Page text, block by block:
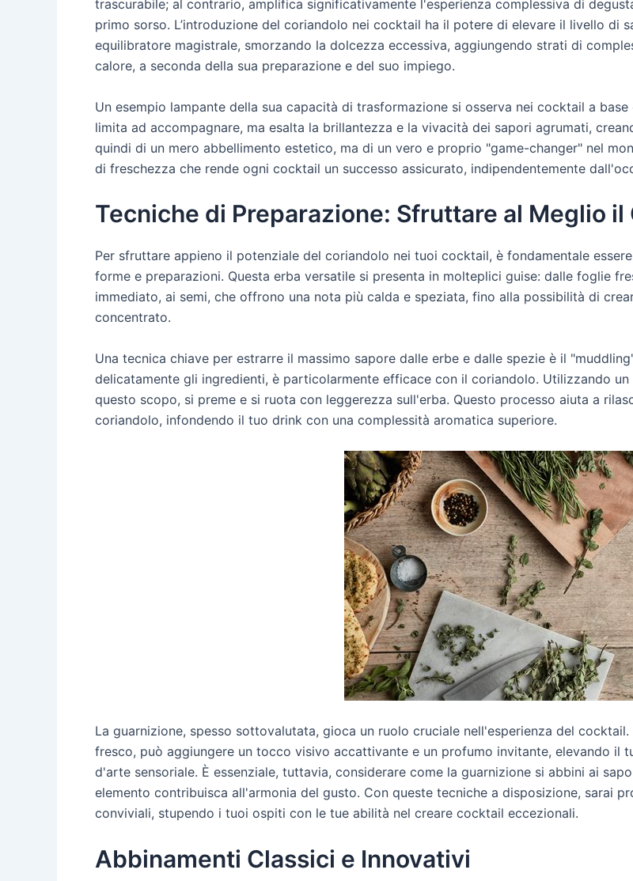
trascurabile; al contrario, amplifica significativamente l'esperienza complessiva di
primo sorso. L’introduzione del coriandolo nei cocktail ha il potere di elevare il livello di
equilibratore magistrale, smorzando la dolcezza eccessiva, aggiungendo strati di
calore, a seconda della sua preparazione e del suo impiego.
Un esempio lampante della sua capacità di trasformazione si osserva nei cocktail a
limita ad accompagnare, ma esalta la brillantezza e la vivacità dei sapori agrumati,
quindi di un mero abbellimento estetico, ma di un vero e proprio "game-changer" nel
di freschezza che rende ogni cocktail un successo assicurato, indipendentemente
Tecniche di Preparazione: Sfruttare al Meglio il
Per sfruttare appieno il potenziale del coriandolo nei tuoi cocktail, è fondamentale
forme e preparazioni. Questa erba versatile si presenta in molteplici guise: dalle foglie
immediato, ai semi, che offrono una nota più calda e speziata, fino alla possibilità di
concentrato.
Una tecnica chiave per estrarre il massimo sapore dalle erbe e dalle spezie è il
delicatamente gli ingredienti, è particolarmente efficace con il coriandolo. Utilizzando
questo scopo, si preme e si ruota con leggerezza sull'erba. Questo processo aiuta a
coriandolo, infondendo il tuo drink con una complessità aromatica superiore.
La guarnizione, spesso sottovalutata, gioca un ruolo cruciale nell'esperienza del
fresco, può aggiungere un tocco visivo accattivante e un profumo invitante, elevando il
d'arte sensoriale. È essenziale, tuttavia, considerare come la guarnizione si abbini ai
elemento contribuisca all'armonia del gusto. Con queste tecniche a disposizione, sarai
conviviali, stupendo i tuoi ospiti con le tue abilità nel creare cocktail eccezionali.
Abbinamenti Classici e Innovativi